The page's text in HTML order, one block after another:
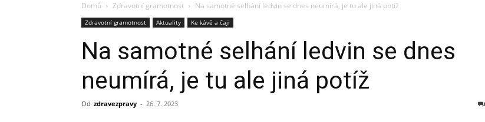
Domů Zdravotní gramotnost Na samotné selhání ledvin se dnes neumírá, je tu ale jiná potíž
Zdravotní gramotnost Aktuality Ke kávě a čaji
Na samotné selhání ledvin se dnes
neumírá, je tu ale jiná potíž
Od zdravezpravy - 26. 7. 2023